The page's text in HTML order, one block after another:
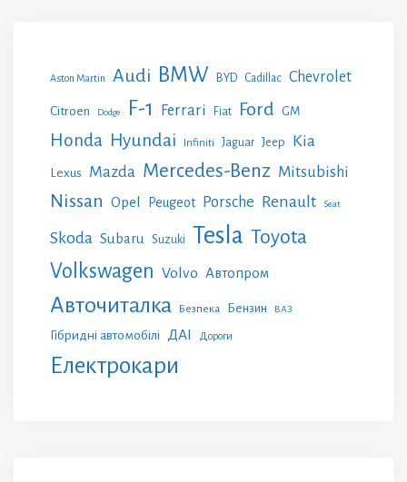
Aston Martin Audi BMW BYD Cadillac Chevrolet
Citroen Dodge F-1 Ferrari Fiat Ford GM
Honda Hyundai Infiniti Jaguar Jeep Kia
Lexus Mazda Mercedes-Benz Mitsubishi
Nissan Opel Peugeot Porsche Renault Seat
Skoda Subaru Suzuki Tesla Toyota
Volkswagen Volvo Автопром
Авточиталка Безпека Бензин ВАЗ
Гібридні автомобілі ДАІ Дороги
Електрокари